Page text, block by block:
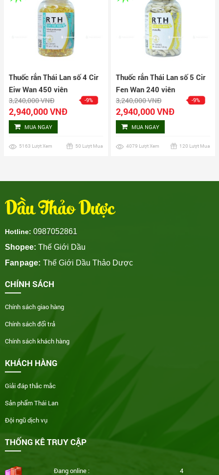
Thuốc rắn Thái Lan số 4 Cir
Eiw Wan 450 viên
3,240,000 VNĐ -9%
2,940,000 VNĐ
MUA NGAY
5163 Lượt Xem 50 Lượt Mua
Thuốc rắn Thái Lan số 5 Cir
Fen Wan 240 viên
3,240,000 VNĐ -9%
2,940,000 VNĐ
MUA NGAY
4079 Lượt Xem 120 Lượt Mua
Dầu Thảo Dược
Hotline: 0987052861
Shopee: Thế Giới Dầu
Fanpage: Thế Giới Dầu Thảo Dược
CHÍNH SÁCH
Chính sách giao hàng
Chính sách đổi trả
Chính sách khách hàng
KHÁCH HÀNG
Giải đáp thắc mắc
Sản phẩm Thái Lan
Đội ngũ dịch vụ
THỐNG KÊ TRUY CẬP
Đang online : 4